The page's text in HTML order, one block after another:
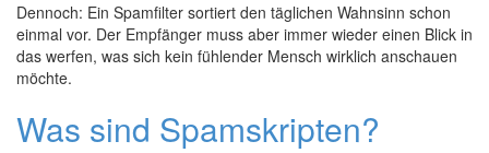
Dennoch: Ein Spamfilter sortiert den täglichen Wahnsinn schon
einmal vor. Der Empfänger muss aber immer wieder einen Blick in
das werfen, was sich kein fühlender Mensch wirklich anschauen
möchte.
Was sind Spamskripten?